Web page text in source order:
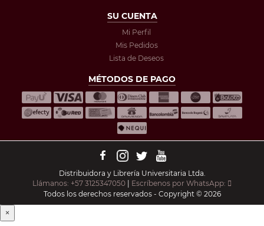
SU CUENTA
Mi Perfil
Mis Pedidos
Lista de Deseos
MÉTODOS DE PAGO
Distribuidora y Librería Universitaria Ltda.
Llámanos: +57 3125347050 | Escríbenos por WhatsApp:
Todos los derechos reservados - Copyright © 2026
×